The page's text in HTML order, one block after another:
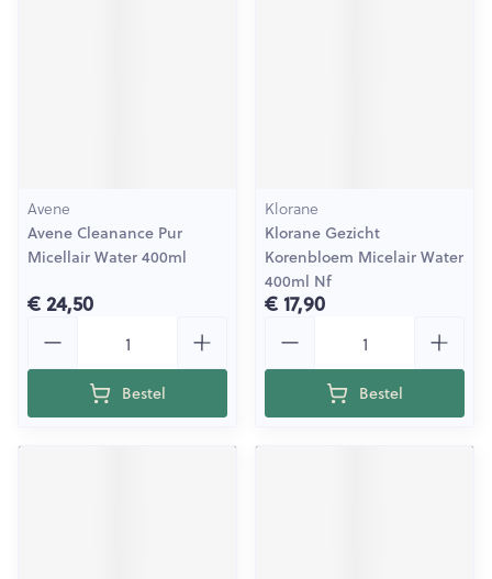
Avene
Avene Cleanance Pur
Micellair Water 400ml
€ 24,50
Bestel
Klorane
Klorane Gezicht
Korenbloem Micelair Water
400ml Nf
€ 17,90
Bestel